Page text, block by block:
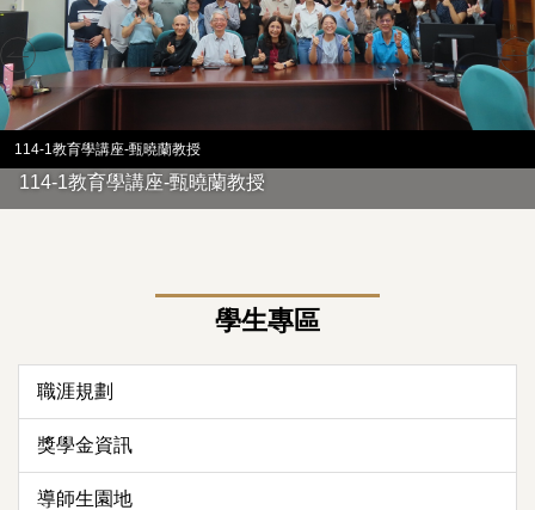
114-1教育學講座-甄曉蘭教授
114-1教育學講座-甄曉蘭教授
學生專區
職涯規劃
獎學金資訊
導師生園地